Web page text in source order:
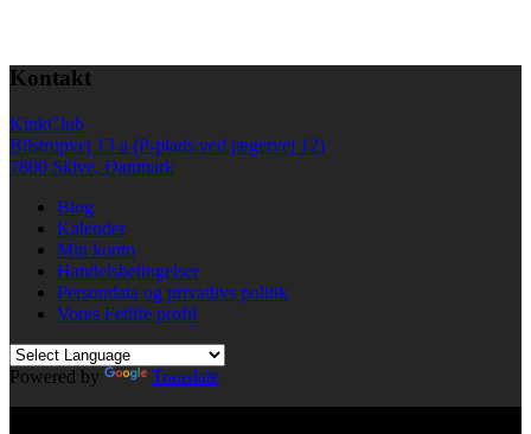
Kontakt
KinkClub
Bilstrupvej 13 a (P-plads ved jægervej 12)
7800 Skive, Danmark
Blog
Kalender
Min konto
Handelsbetingelser
Persondata og privatlivs politik
Vores Fetlife profil
Powered by
Translate